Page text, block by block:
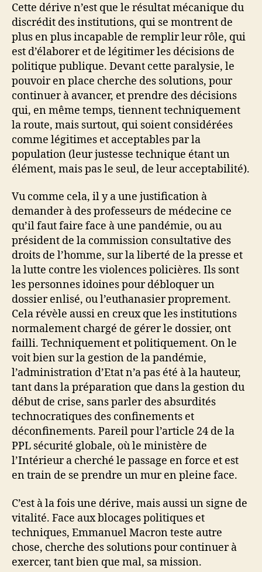
Cette dérive n’est que le résultat mécanique du
discrédit des institutions, qui se montrent de
plus en plus incapable de remplir leur rôle, qui
est d’élaborer et de légitimer les décisions de
politique publique. Devant cette paralysie, le
pouvoir en place cherche des solutions, pour
continuer à avancer, et prendre des décisions
qui, en même temps, tiennent techniquement
la route, mais surtout, qui soient considérées
comme légitimes et acceptables par la
population (leur justesse technique étant un
élément, mais pas le seul, de leur acceptabilité).
Vu comme cela, il y a une justification à
demander à des professeurs de médecine ce
qu’il faut faire face à une pandémie, ou au
président de la commission consultative des
droits de l’homme, sur la liberté de la presse et
la lutte contre les violences policières. Ils sont
les personnes idoines pour débloquer un
dossier enlisé, ou l’euthanasier proprement.
Cela révèle aussi en creux que les institutions
normalement chargé de gérer le dossier, ont
failli. Techniquement et politiquement. On le
voit bien sur la gestion de la pandémie,
l’administration d’Etat n’a pas été à la hauteur,
tant dans la préparation que dans la gestion du
début de crise, sans parler des absurdités
technocratiques des confinements et
déconfinements. Pareil pour l’article 24 de la
PPL sécurité globale, où le ministère de
l’Intérieur a cherché le passage en force et est
en train de se prendre un mur en pleine face.
C’est à la fois une dérive, mais aussi un signe de
vitalité. Face aux blocages politiques et
techniques, Emmanuel Macron teste autre
chose, cherche des solutions pour continuer à
exercer, tant bien que mal, sa mission.